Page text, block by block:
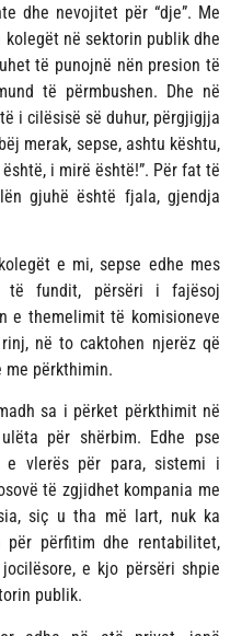
dhe nevojitet për “dje”. Me
në sektorin publik dhe
të punojnë nën presion të
të përmbushen. Dhe në
i cilësisë së duhur, përgjigjja
merak, sepse, ashtu kështu,
i mirë është!”. Për fat të
gjuhë është fjala, gjendja
e mi, sepse edhe mes
të fundit, përsëri i fajësoj
e themelimit të komisioneve
në to caktohen njerëz që
me përkthimin.
sa i përket përkthimit në
për shërbim. Edhe pse
e vlerës për para, sistemi i
të zgjidhet kompania me
siç u tha më lart, nuk ka
përfitim dhe rentabilitet,
e kjo përsëri shpie
publik.